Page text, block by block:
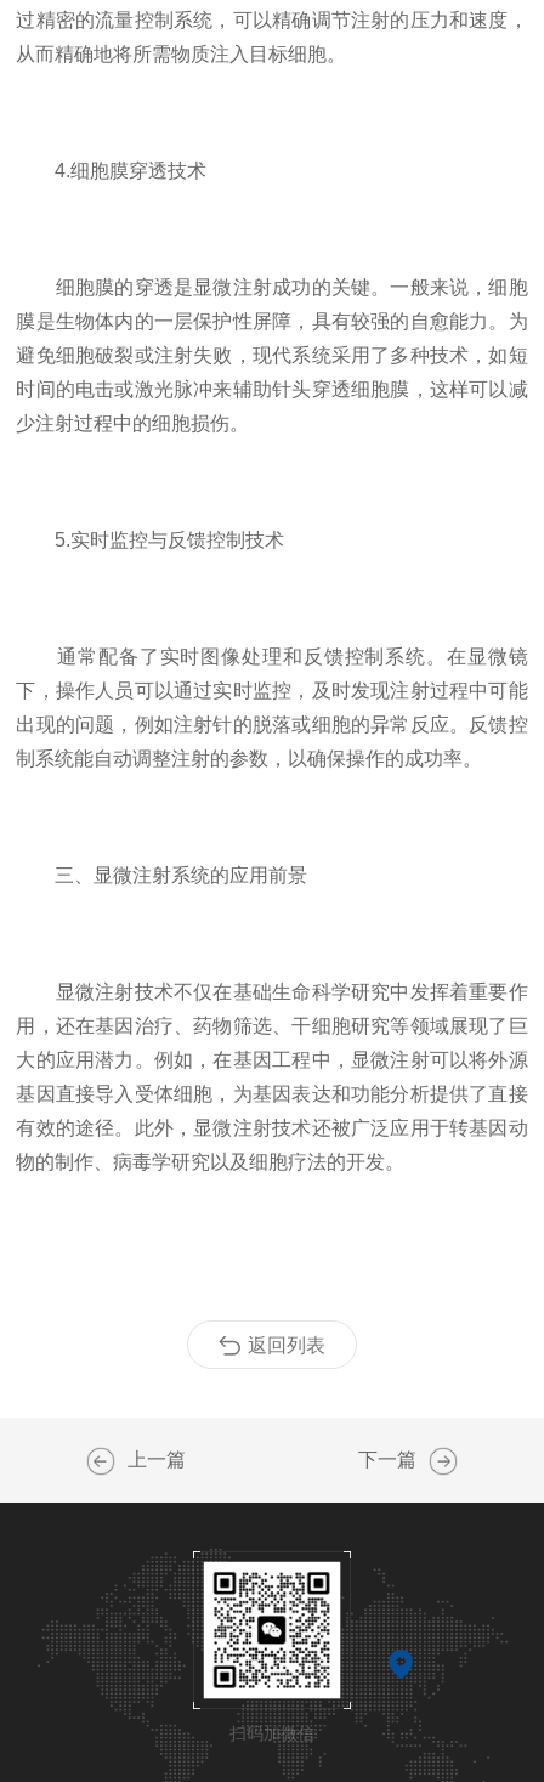
过精密的流量控制系统，可以精确调节注射的压力和速度，
从而精确地将所需物质注入目标细胞。
4.细胞膜穿透技术
细胞膜的穿透是显微注射成功的关键。一般来说，细胞
膜是生物体内的一层保护性屏障，具有较强的自愈能力。为
避免细胞破裂或注射失败，现代系统采用了多种技术，如短
时间的电击或激光脉冲来辅助针头穿透细胞膜，这样可以减
少注射过程中的细胞损伤。
5.实时监控与反馈控制技术
通常配备了实时图像处理和反馈控制系统。在显微镜
下，操作人员可以通过实时监控，及时发现注射过程中可能
出现的问题，例如注射针的脱落或细胞的异常反应。反馈控
制系统能自动调整注射的参数，以确保操作的成功率。
三、显微注射系统的应用前景
显微注射技术不仅在基础生命科学研究中发挥着重要作
用，还在基因治疗、药物筛选、干细胞研究等领域展现了巨
大的应用潜力。例如，在基因工程中，显微注射可以将外源
基因直接导入受体细胞，为基因表达和功能分析提供了直接
有效的途径。此外，显微注射技术还被广泛应用于转基因动
物的制作、病毒学研究以及细胞疗法的开发。
返回列表
上一篇 下一篇
扫码加微信